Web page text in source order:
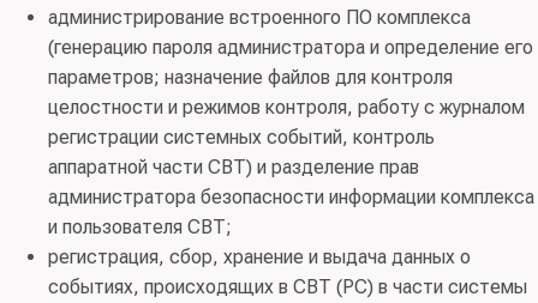
администрирование встроенного ПО комплекса
(генерацию пароля администратора и определение его
параметров; назначение файлов для контроля
целостности и режимов контроля, работу с журналом
регистрации системных событий, контроль
аппаратной части СВТ) и разделение прав
администратора безопасности информации комплекса
и пользователя СВТ;
регистрация, сбор, хранение и выдача данных о
событиях, происходящих в СВТ (РС) в части системы